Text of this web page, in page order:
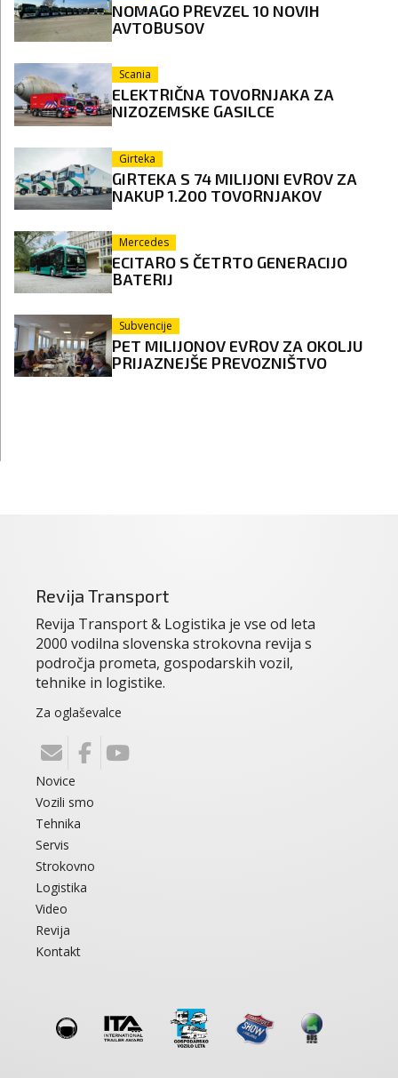
NOMAGO PREVZEL 10 NOVIH
AVTOBUSOV
Scania
ELEKTRIČNA TOVORNJAKA ZA
NIZOZEMSKE GASILCE
Girteka
GIRTEKA S 74 MILIJONI EVROV ZA
NAKUP 1.200 TOVORNJAKOV
Mercedes
ECITARO S ČETRTO GENERACIJO
BATERIJ
Subvencije
PET MILIJONOV EVROV ZA OKOLJU
PRIJAZNEJŠE PREVOZNIŠTVO
Revija Transport
Revija Transport & Logistika je vse od leta
2000 vodilna slovenska strokovna revija s
področja prometa, gospodarskih vozil,
tehnike in logistike.
Za oglaševalce
Novice
Vozili smo
Tehnika
Servis
Strokovno
Logistika
Video
Revija
Kontakt